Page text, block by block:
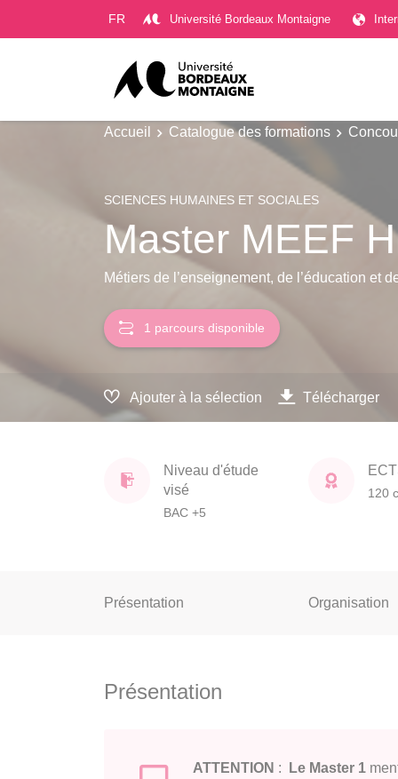
FR Université Bordeaux Montaigne
Accueil Catalogue des formations
SCIENCES HUMAINES ET SOCIALES
Master MEEF
Métiers de l’enseignement, de l’éducation et
1 parcours disponible
Ajouter à la sélection Télécharger
Niveau d'étude
visé
BAC +5
120
Présentation Organisation
Présentation
ATTENTION : Le Master 1